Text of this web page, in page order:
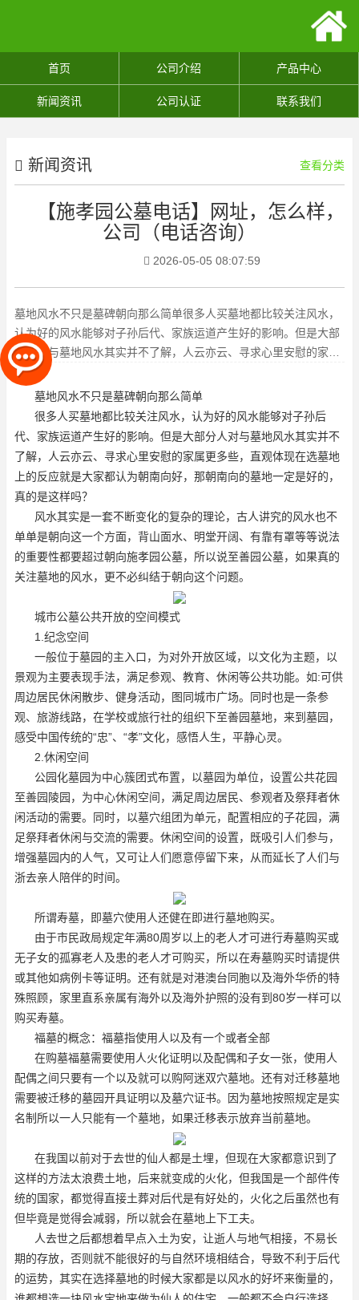
首页 公司介绍 产品中心
新闻资讯 公司认证 联系我们
新闻资讯 查看分类
【施孝园公墓电话】网址，怎么样，
公司（电话咨询）
2026-05-05 08:07:59
墓地风水不只是墓碑朝向那么简单很多人买墓地都比较关注风水，
认为好的风水能够对子孙后代、家族运道产生好的影响。但是大部
分人对与墓地风水其实并不了解，人云亦云、寻求心里安慰的家属
更多些，直观体现在选墓地上
墓地风水不只是墓碑朝向那么简单
很多人买墓地都比较关注风水，认为好的风水能够对子孙后
代、家族运道产生好的影响。但是大部分人对与墓地风水其实并不
了解，人云亦云、寻求心里安慰的家属更多些，直观体现在选墓地
上的反应就是大家都认为朝南向好，那朝南向的墓地一定是好的，
真的是这样吗？
风水其实是一套不断变化的复杂的理论，古人讲究的风水也不
单单是朝向这一个方面，背山面水、明堂开阔、有靠有罩等等说法
的重要性都要超过朝向施孝园公墓，所以说至善园公墓，如果真的
关注墓地的风水，更不必纠结于朝向这个问题。
城市公墓公共开放的空间模式
1.纪念空间
一般位于墓园的主入口，为对外开放区域，以文化为主题，以
景观为主要表现手法，满足参观、教育、休闲等公共功能。如:可供
周边居民休闲散步、健身活动，图同城市广场。同时也是一条参
观、旅游线路，在学校或旅行社的组织下至善园墓地，来到墓园，
感受中国传统的“忠”、“孝”文化，感悟人生，平静心灵。
2.休闲空间
公园化墓园为中心簇团式布置，以墓园为单位，设置公共花园
至善园陵园 ，为中心休闲空间，满足周边居民、参观者及祭拜者休
闲活动的需要。同时，以墓穴组团为单元，配置相应的子花园，满
足祭拜者休闲与交流的需要。休闲空间的设置，既吸引人们参与，
增强墓园内的人气，又可让人们愿意停留下来，从而延长了人们与
浙去亲人陪伴的时间。
所谓寿墓，即墓穴使用人还健在即进行墓地购买。
由于市民政局规定年满80周岁以上的老人才可进行寿墓购买或
无子女的孤寡老人及患的老人才可购买，所以在寿墓购买时请提供
或其他如病例卡等证明。还有就是对港澳台同胞以及海外华侨的特
殊照顾，家里直系亲属有海外以及海外护照的没有到80岁一样可以
购买寿墓。
福墓的概念：福墓指使用人以及有一个或者全部
在购墓福墓需要使用人火化证明以及配偶和子女一张，使用人
配偶之间只要有一个以及就可以购阿迷双穴墓地。还有对迁移墓地
需要被迁移的墓园开具证明以及墓穴证书。因为墓地按照规定是实
名制所以一人只能有一个墓地，如果迁移表示放弃当前墓地。
在我国以前对于去世的仙人都是土埋，但现在大家都意识到了
这样的方法太浪费土地，后来就变成的火化，但我国是一个部件传
统的国家，都觉得直接土葬对后代是有好处的，火化之后虽然也有
但毕竟是觉得会减弱，所以就会在墓地上下工夫。
人去世之后都想着早点入土为安，让逝人与地气相接，不易长
期的存放，否则就不能很好的与自然环境相结合，导致不利于后代
的运势，其实在选择墓地的时候大家都是以风水的好坏来衡量的，